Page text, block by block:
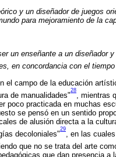
y un diseñador de juegos
para mejoramiento de la
un enseñante a un diseñador
en concordancia con el
el campo de la educación
de manualidades"
28
, mientras
poco practicada en muchas
se pensó en un sentido
de alusión directa a la
decoloniales"
29
, en las
que no se trata del arte
que dan presencia